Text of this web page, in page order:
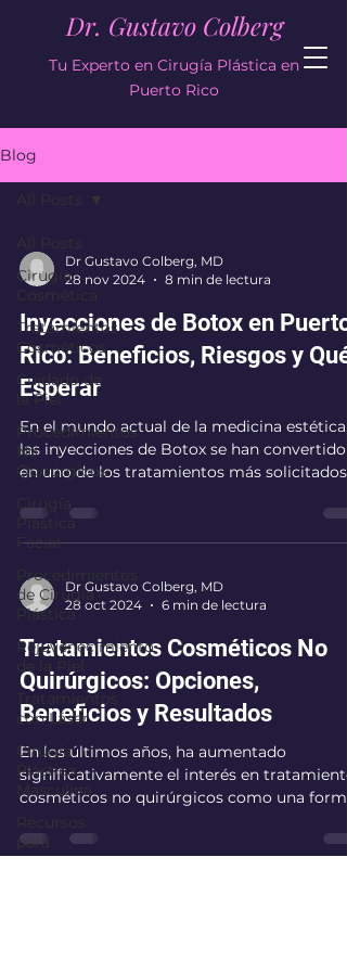
Dr. Gustavo Colberg
Tu Experto en Cirugía Plástica en
Puerto Rico
Blog
Cirugía
Cosmética
Tratamientos
Cosméticos
Cuidado de
la Piel
Procedimientos
No
Quirúrgicos
Cirugía
Plástica
Facial
Procedimientos
de Cirugía
Plástica
Rejuvenecimiento
de la Piel
Tratamientos
con Láser
Cirugía
Plástica
Masculina
Recursos
para
Pacientes
Dr Gustavo Colberg, MD
28 nov 2024
8 min de lectura
Inyecciones de Botox en Puerto
Rico: Beneficios, Riesgos y Qué
Esperar
En el mundo actual de la medicina estética,
las inyecciones de Botox se han convertido
en uno de los tratamientos más solicitados,
Dr Gustavo Colberg, MD
28 oct 2024
6 min de lectura
Tratamientos Cosméticos No
Quirúrgicos: Opciones,
Beneficios y Resultados
En los últimos años, ha aumentado
significativamente el interés en
cosméticos no quirúrgicos como una forma
efectiva de...